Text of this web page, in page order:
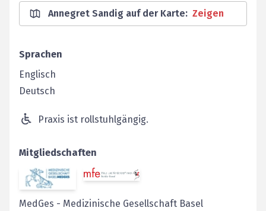
Annegret Sandig auf der Karte: Zeigen
Sprachen
Englisch
Deutsch
Praxis ist rollstuhlgängig.
Mitgliedschaften
MedGes - Medizinische Gesellschaft Basel